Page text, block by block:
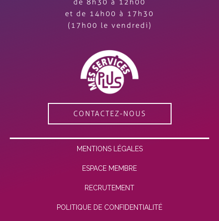
de 8h30 à 12h00
et de 14h00 à 17h30
(17h00 le vendredi)
CONTACTEZ-NOUS
MENTIONS LÉGALES
ESPACE MEMBRE
RECRUTEMENT
POLITIQUE DE CONFIDENTIALITÉ